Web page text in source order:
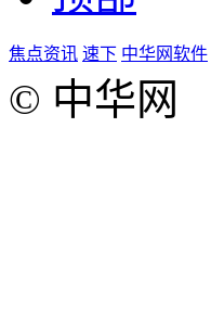
焦点资讯 速下 中华网软件
© 中华网